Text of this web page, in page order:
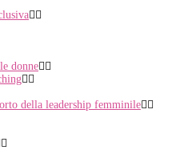
donne
della leadership femminile